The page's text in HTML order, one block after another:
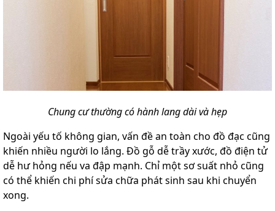
Chung cư thường có hành lang dài và hẹp
Ngoài yếu tố không gian, vấn đề an toàn cho đồ đạc cũng
khiến nhiều người lo lắng. Đồ gỗ dễ trầy xước, đồ điện tử
dễ hư hỏng nếu va đập mạnh. Chỉ một sơ suất nhỏ cũng
có thể khiến chi phí sửa chữa phát sinh sau khi chuyển
xong.